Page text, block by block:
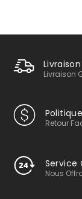
Livraison
Retour
Service
Nous